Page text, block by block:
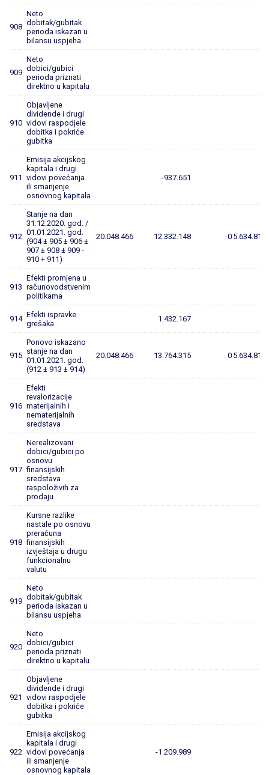
908
Neto
dobitak/gubitak
perioda iskazan u
bilansu uspjeha
909
Neto
dobici/gubici
perioda priznati
direktno u kapitalu
910
Objavljene
dividende i drugi
vidovi raspodjele
dobitka i pokriće
gubitka
911
Emisija akcijskog
kapitala i drugi
vidovi povećanja
ili smanjenje
osnovnog kapitala
-937.651
912
Stanje na dan
31.12.2020. god. /
01.01.2021. god.
(904 ± 905 ± 906 ±
907 ± 908 ± 909 -
910 + 911)
20.048.466 12.332.148 0 5.634.819
913
Efekti promjena u
računovodstvenim
politikama
914 Efekti ispravke
grešaka
1.432.167
915
Ponovo iskazano
stanje na dan
01.01.2021. god.
(912 ± 913 ± 914)
20.048.466 13.764.315 0 5.634.819
916
Efekti
revalorizacije
materijalnih i
nematerijalnih
sredstava
917
Nerealizovani
dobici/gubici po
osnovu
finansijskih
sredstava
raspoloživih za
prodaju
918
Kursne razlike
nastale po osnovu
preračuna
finansijskih
izvještaja u drugu
funkcionalnu
valutu
919
Neto
dobitak/gubitak
perioda iskazan u
bilansu uspjeha
920
Neto
dobici/gubici
perioda priznati
direktno u kapitalu
921
Objavljene
dividende i drugi
vidovi raspodjele
dobitka i pokriće
gubitka
922
Emisija akcijskog
kapitala i drugi
vidovi povećanja
ili smanjenje
osnovnog kapitala
-1.209.989